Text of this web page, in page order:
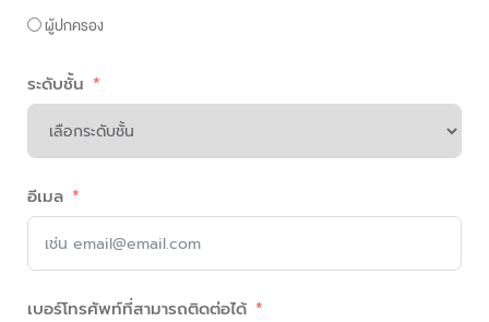
ผู้ปกครอง
ระดับชั้น
อีเมล
เบอร์โทรศัพท์ที่สามารถติดต่อได้